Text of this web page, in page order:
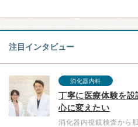
注目インタビュー
消化器内科
丁寧に医療体験を
心に変えたい
消化器内視鏡検査から